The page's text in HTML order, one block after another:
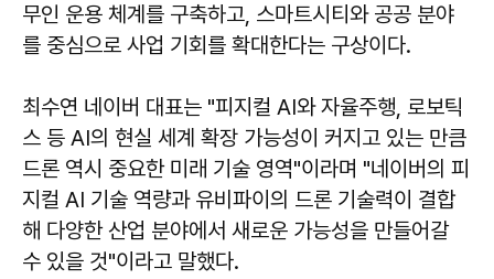
무인 운용 체계를 구축하고, 스마트시티와 공공 분야
를 중심으로 사업 기회를 확대한다는 구상이다.
최수연 네이버 대표는 "피지컬 AI와 자율주행, 로보틱
스 등 AI의 현실 세계 확장 가능성이 커지고 있는 만큼
드론 역시 중요한 미래 기술 영역"이라며 "네이버의 피
지컬 AI 기술 역량과 유비파이의 드론 기술력이 결합
해 다양한 산업 분야에서 새로운 가능성을 만들어갈
수 있을 것"이라고 말했다.